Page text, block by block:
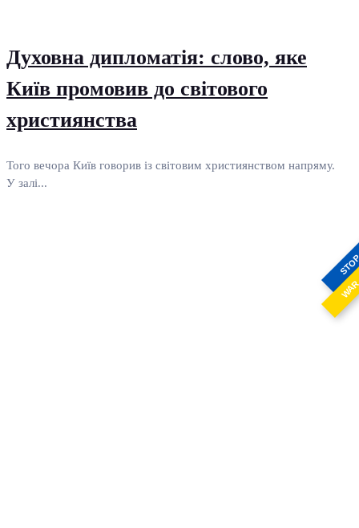
Духовна дипломатія: слово, яке
Київ промовив до світового
християнства
Того вечора Київ говорив із світовим християнством напряму.
У залі...